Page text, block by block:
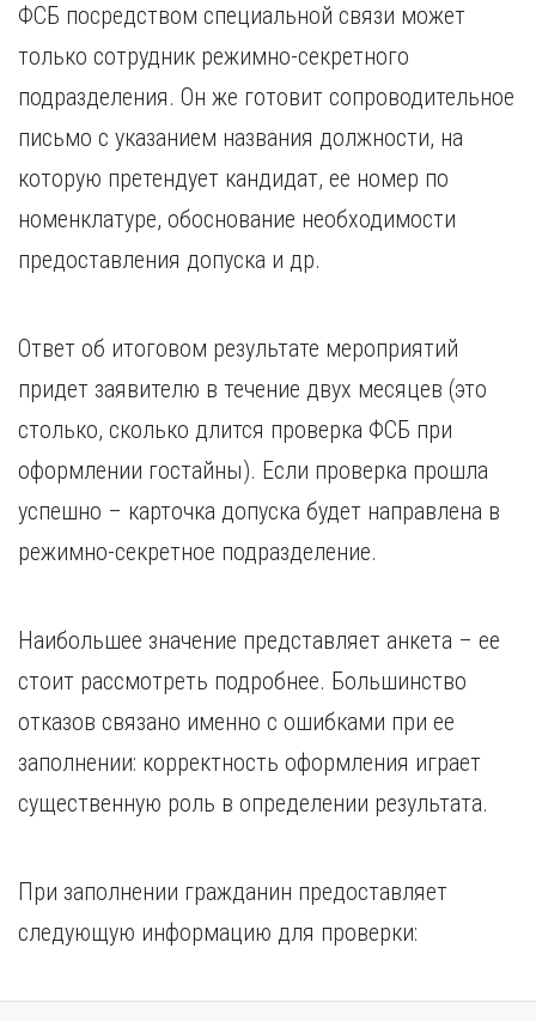
ФСБ посредством специальной связи может
только сотрудник режимно-секретного
подразделения. Он же готовит сопроводительное
письмо с указанием названия должности, на
которую претендует кандидат, ее номер по
номенклатуре, обоснование необходимости
предоставления допуска и др.
Ответ об итоговом результате мероприятий
придет заявителю в течение двух месяцев (это
столько, сколько длится проверка ФСБ при
оформлении гостайны). Если проверка прошла
успешно – карточка допуска будет направлена в
режимно-секретное подразделение.
Наибольшее значение представляет анкета – ее
стоит рассмотреть подробнее. Большинство
отказов связано именно с ошибками при ее
заполнении: корректность оформления играет
существенную роль в определении результата.
При заполнении гражданин предоставляет
следующую информацию для проверки: